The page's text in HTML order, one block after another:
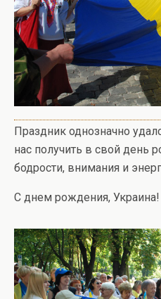
Праздник однозначно
нас получить в свой день
бодрости, внимания и
С днем рождения, Украина!